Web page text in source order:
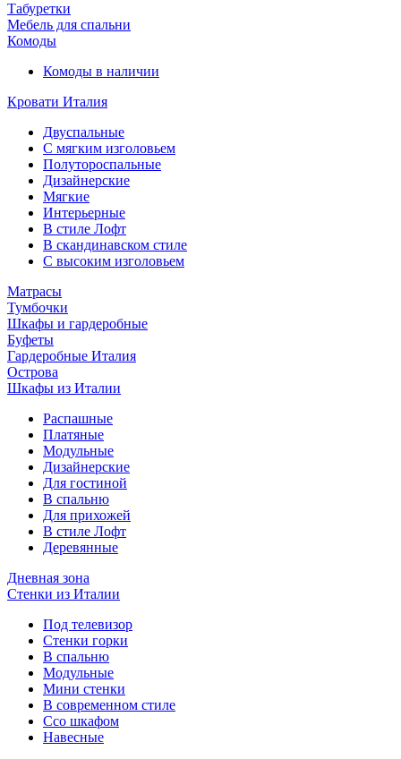
Табуретки
Мебель для спальни
Комоды
Комоды в наличии
Кровати Италия
Двуспальные
С мягким изголовьем
Полутороспальные
Дизайнерские
Мягкие
Интерьерные
В стиле Лофт
В скандинавском стиле
С высоким изголовьем
Матрасы
Тумбочки
Шкафы и гардеробные
Буфеты
Гардеробные Италия
Острова
Шкафы из Италии
Распашные
Платяные
Модульные
Дизайнерские
Для гостиной
В спальню
Для прихожей
В стиле Лофт
Деревянные
Дневная зона
Стенки из Италии
Под телевизор
Стенки горки
В спальню
Модульные
Мини стенки
В современном стиле
Ссо шкафом
Навесные